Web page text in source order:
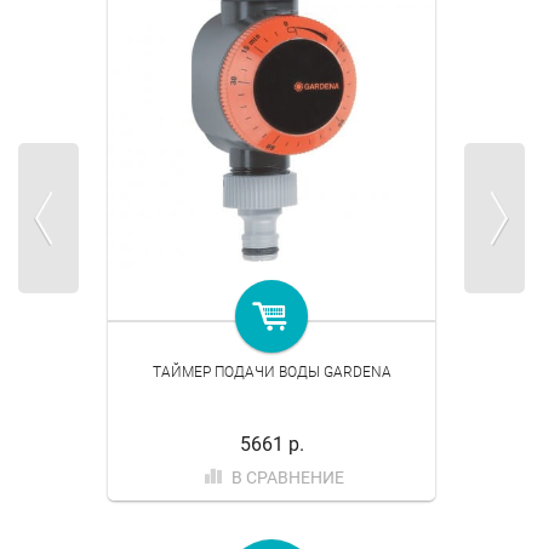
ТАЙМЕР ПОДАЧИ ВОДЫ GARDENA
5661 р.
В СРАВНЕНИЕ